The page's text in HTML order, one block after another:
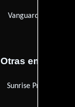
Vanguard Cinema
Otras empresas
Sunrise Production